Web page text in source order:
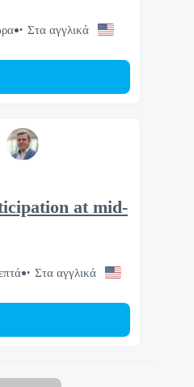
Στα αγγλικά
at mid-
Στα αγγλικά